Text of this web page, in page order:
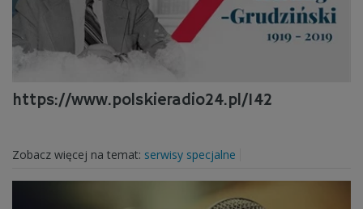
https://www.polskieradio24.pl/142
Zobacz więcej na temat: serwisy specjalne